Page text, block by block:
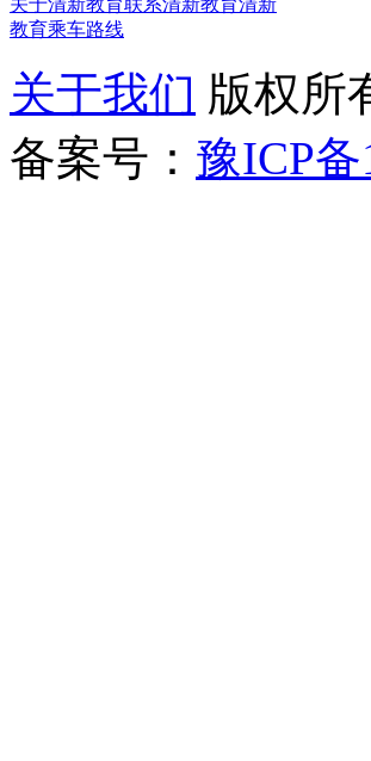
教育乘车路线
关于我们 版权所
备案号： 豫ICP